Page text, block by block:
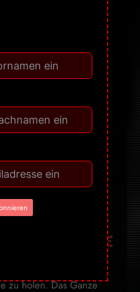
sich als Poster
mir alles ➔
als Lampe
sich den Mond als
zu holen. Das Ganze